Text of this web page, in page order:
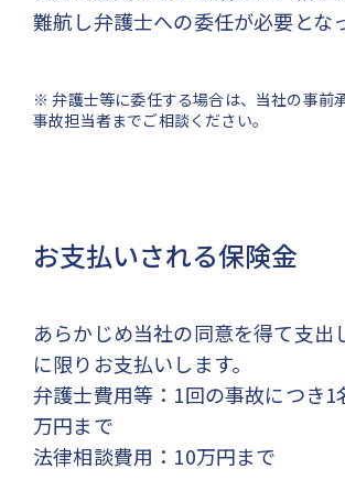
難航し弁護士への委任が必要とな
※ 弁護士等に委任する場合は、当社の事前
事故担当者までご相談ください。
お支払いされる保険金
あらかじめ当社の同意を得て支出
に限りお支払いします。
弁護士費用等：1回の事故につき1
万円まで
法律相談費用：10万円まで